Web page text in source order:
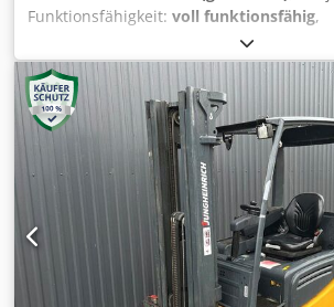
Funktionsfähigkeit: voll funktionsfähig,
Maschinen-/Fahrzeugnummer:
Gesamtgewicht:32 kg, Tragkraft:8 kg,
Yaskawa YRC1000
, Hersteller von Teach-
Yaskawa
, Anzahl der Achsen:
,
Roboterachsen: 6 Traglast: 8 kg
32 kg MASCHINEN-DETAILS Steuerung:
Hersteller Teach-Pendant: Yaskawa
Phasen AC 380–440 V, 50/60 Hz
Geräteüberstromschutzstrom: 15 A
kA Netzteiltyp: ERAR-1000-06VX8-E10
Rjk AUSSTATTUNG Yaskawa Motoman
Yaskawa YRC1000 Robotersteuerung